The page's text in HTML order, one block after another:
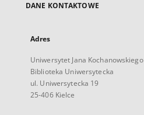
DANE KONTAKTOWE
Adres
Uniwersytet Jana Kochanowskiego
Biblioteka Uniwersytecka
ul. Uniwersytecka 19
25-406 Kielce